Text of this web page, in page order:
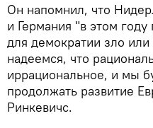
Он напомнил, что
и Германия "в этом
для демократии зло
надеемся, что
иррациональное, и мы
продолжать развитие
Ринкевичс.